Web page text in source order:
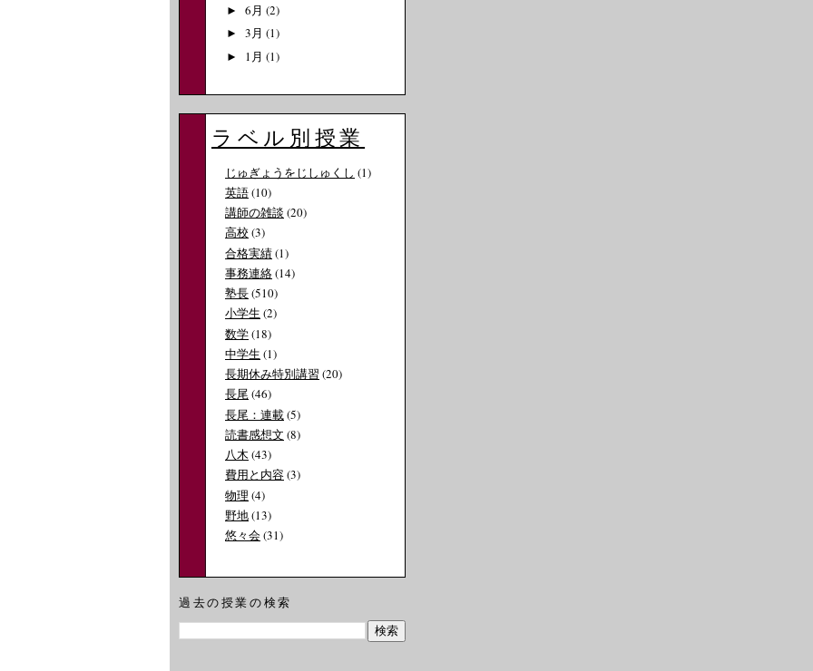
► 6月 (2)
► 3月 (1)
► 1月 (1)
ラベル別授業
じゅぎょうをじしゅくし (1)
英語(10)
講師の雑談 (20)
高校 (3)
合格実績(1)
事務連絡(14)
塾長(510)
小学生 (2)
数学(18)
中学生 (1)
長期休み特別講習 (20)
長尾(46)
長尾：連載(5)
読書感想文 (8)
八木 (43)
費用と内容(3)
物理 (4)
野地(13)
悠々会(31)
過去の授業の検索